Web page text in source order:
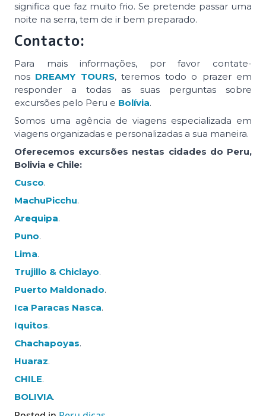
significa que faz muito frio. Se pretende passar uma
noite na serra, tem de ir bem preparado.
Contacto:
Para mais informações, por favor contate-
nos DREAMY TOURS, teremos todo o prazer em
responder a todas as suas perguntas sobre
excursões pelo Peru e Bolívia.
Somos uma agência de viagens especializada em
viagens organizadas e personalizadas a sua maneira.
Oferecemos excursões nestas cidades do Peru,
Bolivia e Chile:
Cusco.
MachuPicchu.
Arequipa.
Puno.
Lima.
Trujillo & Chiclayo.
Puerto Maldonado.
Ica Paracas Nasca.
Iquitos.
Chachapoyas.
Huaraz.
CHILE.
BOLIVIA.